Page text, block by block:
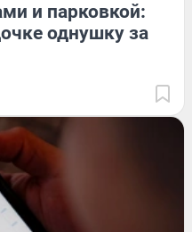
и парковкой:
однушку за